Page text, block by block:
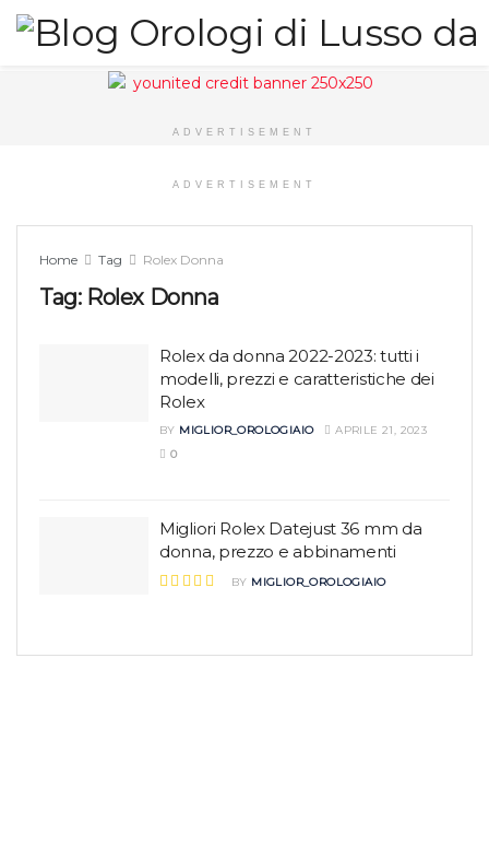
ADVERTISEMENT
ADVERTISEMENT
Home Tag Rolex Donna
Tag: Rolex Donna
Rolex da donna 2022-2023: tutti i
modelli, prezzi e caratteristiche dei
Rolex
BY MIGLIOR_OROLOGIAIO
APRILE 21, 2023
0
Migliori Rolex Datejust 36 mm da
donna, prezzo e abbinamenti
BY MIGLIOR_OROLOGIAIO